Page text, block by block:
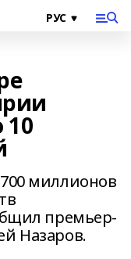
10
миллионов
премьер-
Назаров.